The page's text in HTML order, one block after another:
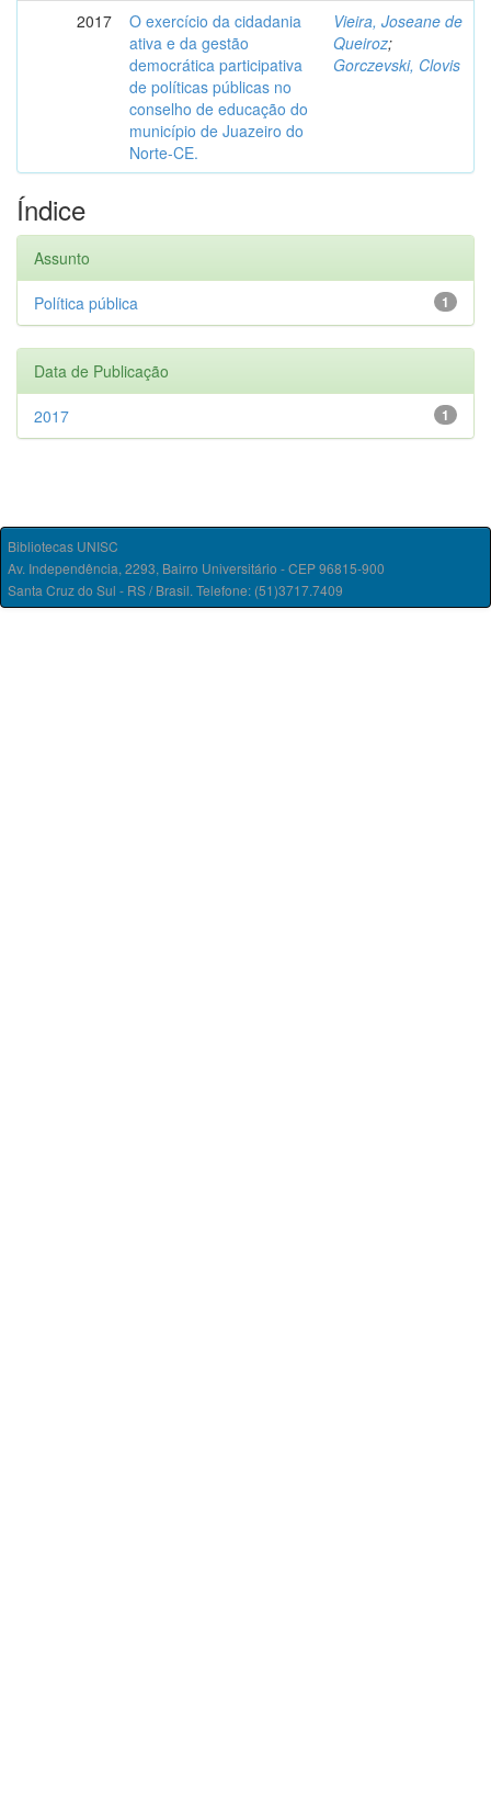
2017
O exercício da cidadania
ativa e da gestão
democrática participativa
de políticas públicas no
conselho de educação do
município de Juazeiro do
Norte-CE.
Vieira, Joseane de
Queiroz;
Gorczevski, Clovis
Índice
Assunto
1
Política pública
Data de Publicação
1
2017
Bibliotecas UNISC
Av. Independência, 2293, Bairro Universitário - CEP 96815-900
Santa Cruz do Sul - RS / Brasil. Telefone: (51)3717.7409